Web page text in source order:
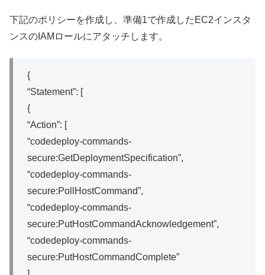
下記のポリシーを作成し、準備1で作成したEC2インスタ
ンスのIAMロールにアタッチします。
{
“Statement”: [
{
“Action”: [
“codedeploy-commands-
secure:GetDeploymentSpecification”,
“codedeploy-commands-
secure:PollHostCommand”,
“codedeploy-commands-
secure:PutHostCommandAcknowledgement”,
“codedeploy-commands-
secure:PutHostCommandComplete”